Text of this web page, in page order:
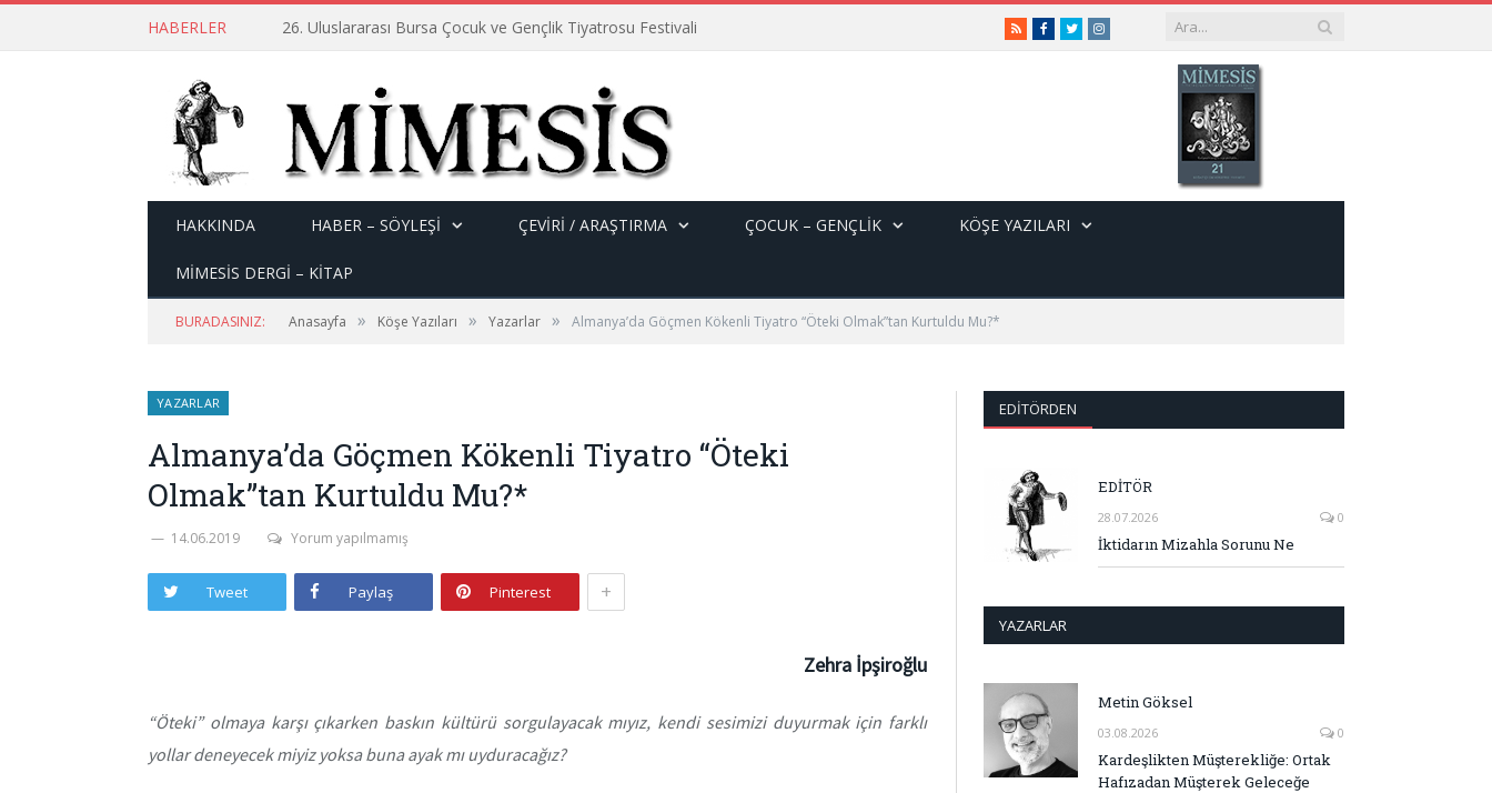
HABERLER 26. Uluslararası Bursa Çocuk ve Gençlik Tiyatrosu Festivali RSSFacebook
TwitterInstagram
HAKKINDA HABER – SÖYLEŞI ÇEVİRİ / ARAŞTIRMA ÇOCUK – GENÇLIK KÖŞE YAZILARI
MİMESİS DERGİ – KİTAP
BURADASINIZ: Anasayfa » Köşe Yazıları » Yazarlar » Almanya’da Göçmen Kökenli Tiyatro “Öteki Olmak”tan Kurtuldu Mu?*
YAZARLAR
Almanya’da Göçmen Kökenli Tiyatro “Öteki
Olmak”tan Kurtuldu Mu?*
14.06.2019 Yorum yapılmamış
Tweet Paylaş Pinterest +
Zehra İpşiroğlu
“Öteki” olmaya karşı çıkarken baskın kültürü sorgulayacak mıyız, kendi sesimizi duyurmak için farklı
yollar deneyecek miyiz yoksa buna ayak mı uyduracağız?
EDITÖRDEN
EDİTÖR
28.07.2026 0
İktidarın Mizahla Sorunu Ne
YAZARLAR
Metin Göksel
03.08.2026 0
Kardeşlikten Müşterekliğe: Ortak
Hafızadan Müşterek Geleceğe